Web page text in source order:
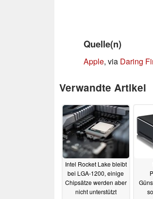
Quelle(n)
Apple, via Daring
Verwandte Artikel
Intel Rocket Lake bleibt
bei LGA-1200, einige
Chipsätze werden aber
nicht unterstützt